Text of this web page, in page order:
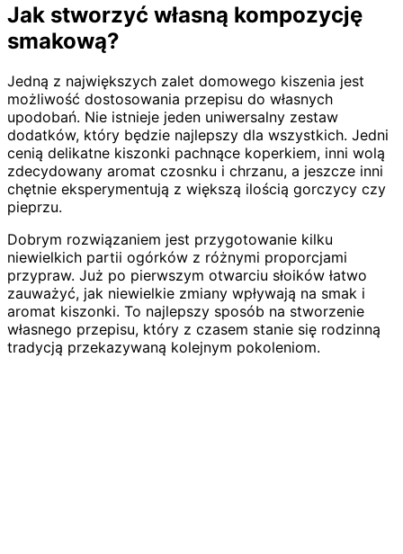
Jak stworzyć własną kompozycję
smakową?
Jedną z największych zalet domowego kiszenia jest
możliwość dostosowania przepisu do własnych
upodobań. Nie istnieje jeden uniwersalny zestaw
dodatków, który będzie najlepszy dla wszystkich. Jedni
cenią delikatne kiszonki pachnące koperkiem, inni wolą
zdecydowany aromat czosnku i chrzanu, a jeszcze inni
chętnie eksperymentują z większą ilością gorczycy czy
pieprzu.
Dobrym rozwiązaniem jest przygotowanie kilku
niewielkich partii ogórków z różnymi proporcjami
przypraw. Już po pierwszym otwarciu słoików łatwo
zauważyć, jak niewielkie zmiany wpływają na smak i
aromat kiszonki. To najlepszy sposób na stworzenie
własnego przepisu, który z czasem stanie się rodzinną
tradycją przekazywaną kolejnym pokoleniom.